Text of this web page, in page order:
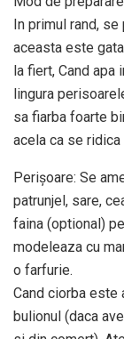
In primul rand,
aceasta este
la fiert, Cand apa
lingura
sa fiarba foarte
acela ca se
Perișoare: Se
patrunjel, sare,
faina (optional)
modeleaza cu
o farfurie.
Cand ciorba este
bulionul (daca